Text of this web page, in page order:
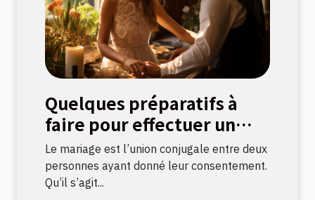
Quelques préparatifs à
faire pour effectuer un
mariage civil
Le mariage est l’union conjugale entre deux
personnes ayant donné leur consentement.
Qu’il s’agit...